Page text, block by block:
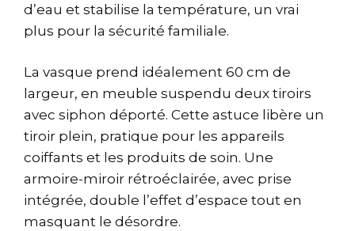
d’eau et stabilise la température, un vrai
plus pour la sécurité familiale.
La vasque prend idéalement 60 cm de
largeur, en meuble suspendu deux tiroirs
avec siphon déporté. Cette astuce libère un
tiroir plein, pratique pour les appareils
coiffants et les produits de soin. Une
armoire-miroir rétroéclairée, avec prise
intégrée, double l’effet d’espace tout en
masquant le désordre.